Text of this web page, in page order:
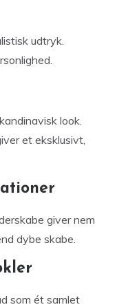
udtryk.
look.
et eksklusivt,
giver nem
dybe skabe.
som ét samlet